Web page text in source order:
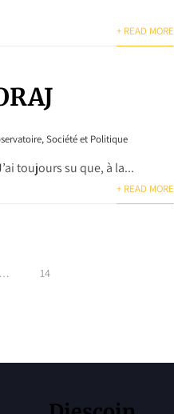
+ READ MORE
,Société et Politique
toujours su que, à la...
+ READ MORE
… 14